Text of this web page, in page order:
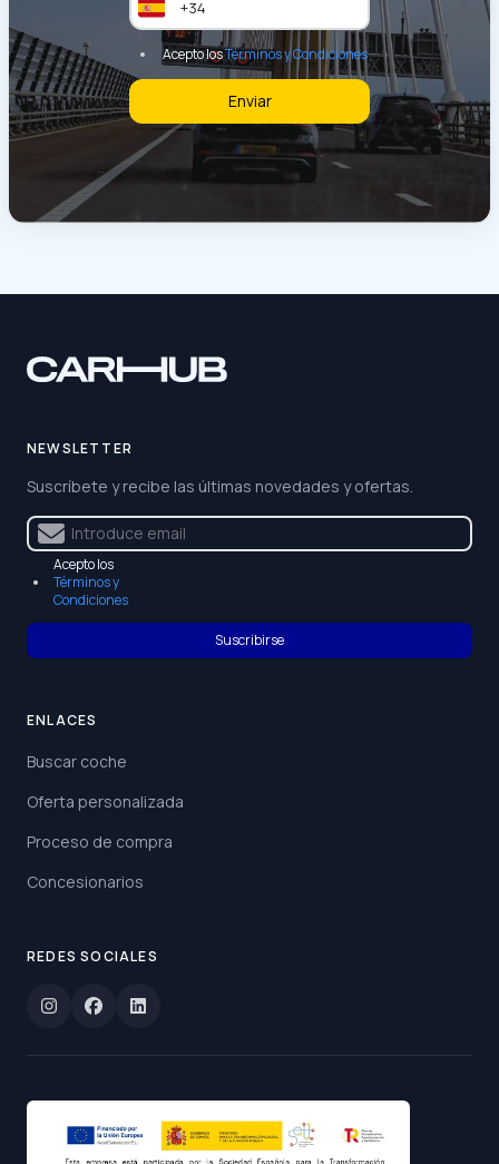
Acepto losTérminos y Condiciones
Enviar
NEWSLETTER
Suscríbete y recibe las últimas novedades y ofertas.
Acepto los
Términos y
Condiciones
Suscribirse
ENLACES
Buscar coche
Oferta personalizada
Proceso de compra
Concesionarios
REDES SOCIALES